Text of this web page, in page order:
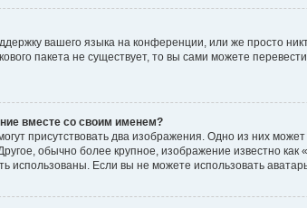
вашего языка на конференции, или же просто
пакета не существует, то вы сами можете
вместе со своим именем?
присутствовать два изображения. Одно из них
обычно более крупное, изображение известно
использованы. Если вы не можете использовать